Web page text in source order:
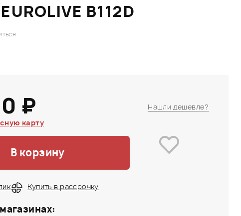
B112D
₽
карту
Нашли дешевле?
В корзину
Купить в рассрочку